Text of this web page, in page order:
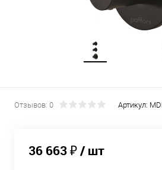
Отзывов: 0 Артикул:
36 663 ₽/ шт